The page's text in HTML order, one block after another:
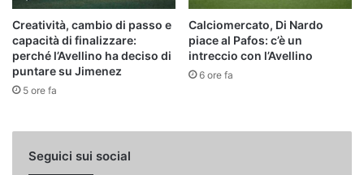
Creatività, cambio di passo e
capacità di finalizzare:
perché l’Avellino ha deciso di
puntare su Jimenez
5 ore fa
Calciomercato, Di Nardo
piace al Pafos: c’è un
intreccio con l’Avellino
6 ore fa
Seguici sui social